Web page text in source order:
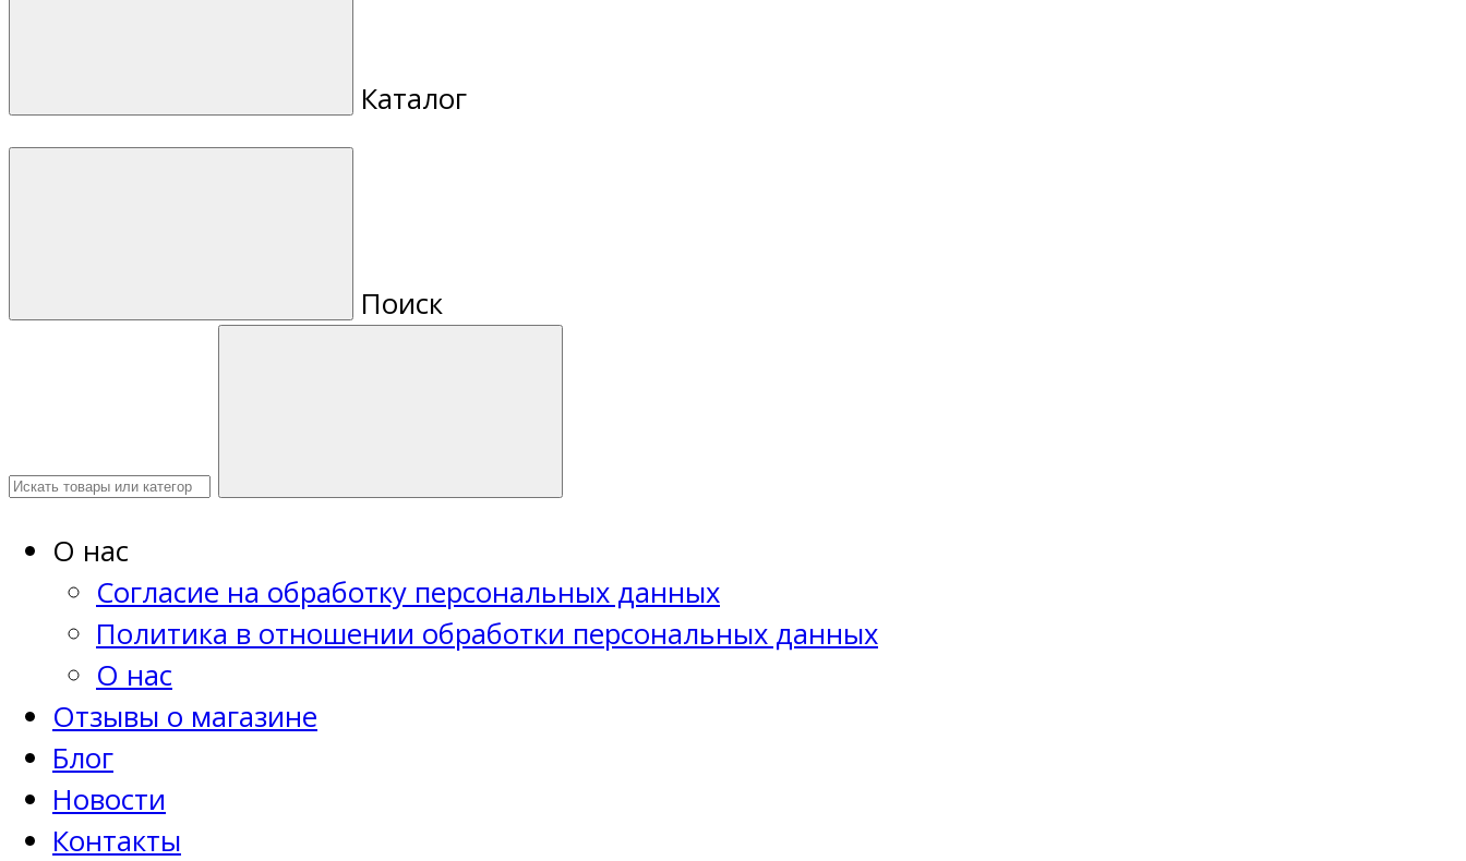
Каталог
Поиск
О нас
Согласие на обработку персональных данных
Политика в отношении обработки персональных данных
О нас
Отзывы о магазине
Блог
Новости
Контакты